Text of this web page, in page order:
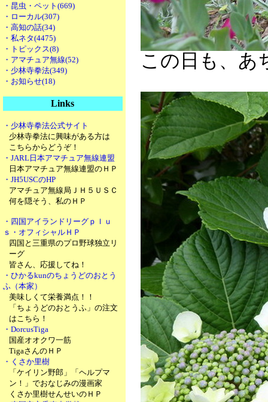
・昆虫・ペット(669)
・ローカル(307)
・高知の話(34)
・私ネタ(4475)
・トピックス(8)
・アマチュア無線(52)
・少林寺拳法(349)
・お知らせ(18)
Links
・少林寺拳法公式サイト
少林寺拳法に興味がある方は
こちらからどうぞ！
・JARL日本アマチュア無線連盟
日本アマチュア無線連盟のＨＰ
・JH5USCのHP
アマチュア無線局ＪＨ５ＵＳＣ
何を隠そう、私のＨＰ
・四国アイランドリーグｐｌｕ
ｓ・オフィシャルＨＰ
四国と三重県のプロ野球独立リ
ーグ
皆さん、応援してね！
・ひかるkunのちょうどのおとう
ふ（本家）
美味しくて栄養満点！！
「ちょうどのおとうふ」の注文
はこちら！
・DorcusTiga
国産オオクワ一筋
TigaさんのＨＰ
・くさか里樹
「ケイリン野郎」「ヘルプマ
ン！」でおなじみの漫画家
くさか里樹せんせいのＨＰ
この日も、あ